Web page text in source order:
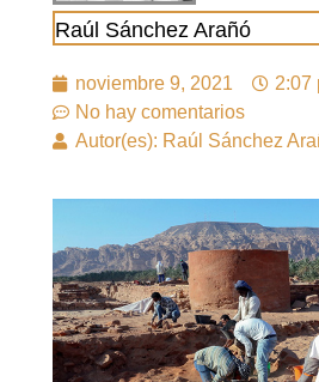
Raúl Sánchez Arañó
noviembre 9, 2021
2:07
No hay comentarios
Autor(es): Raúl Sánchez